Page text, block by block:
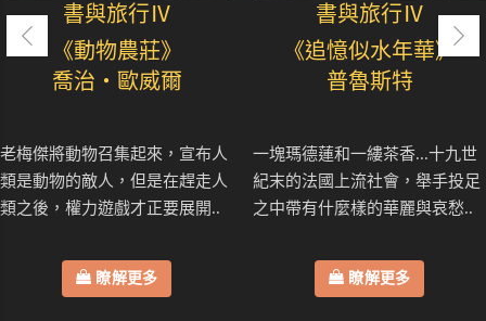
書與旅行Ⅳ
《動物農莊》
喬治・歐威爾
老梅傑將動物召集起來，宣布人
類是動物的敵人，但是在趕走人
類之後，權力遊戲才正要展開..
瞭解更多
書與旅行Ⅳ
《追憶似水年華》
普魯斯特
一塊瑪德蓮和一縷茶香...十九世
紀末的法國上流社會，舉手投足
之中帶有什麼樣的華麗與哀愁..
瞭解更多